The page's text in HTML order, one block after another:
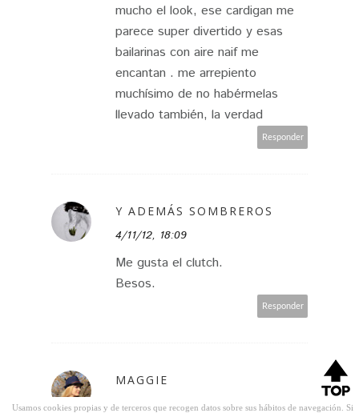
mucho el look, ese cardigan me
parece super divertido y esas
bailarinas con aire naif me
encantan . me arrepiento
muchísimo de no habérmelas
llevado también, la verdad
Responder
Y ADEMÁS SOMBREROS
4/11/12, 18:09
Me gusta el clutch.
Besos.
Responder
MAGGIE
4/11/12, 18:57
Usamos cookies propias y de terceros que recogen datos sobre sus hábitos de navegación. Si